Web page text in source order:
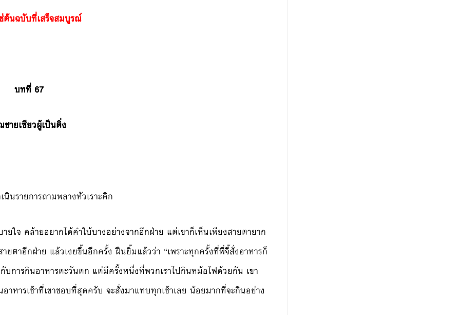
ต้นฉบับที่เสร็จสมบูรณ์
บทที่ 67
ายเซียวผู้เป็นติ่ง
นรายการถามพลางหัวเราะคิก
ใจ คล้ายอยากได้คำใบ้บางอย่างจากอีกฝ่าย แต่เขาก็เห็นเพียงสายตายาก
ตาอีกฝ่าย แล้วเงยขึ้นอีกครั้ง ฝืนยิ้มแล้วว่า “เพราะทุกครั้งที่พี่จี้สั่งอาหารก็
บการกินอาหารตะวันตก แต่มีครั้งหนึ่งที่พวกเราไปกินหม้อไฟด้วยกัน เขา
หารเช้าที่เขาชอบที่สุดครับ จะสั่งมาแทบทุกเช้าเลย น้อยมากที่จะกินอย่าง